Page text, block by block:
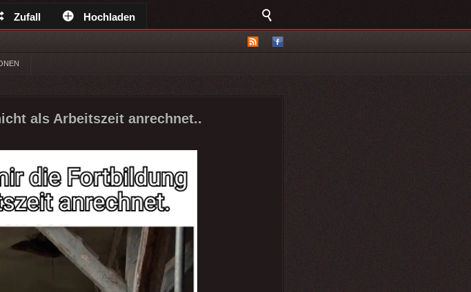
Zufall Hochladen
als Arbeitszeit anrechnet..